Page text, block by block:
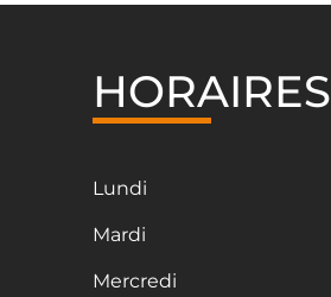
HORAIRES
Lundi
Mardi
Mercredi